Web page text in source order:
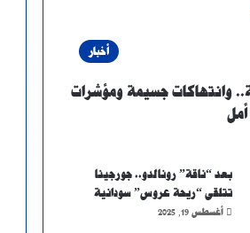
أخبار
وانتهاكات جسيمة ومؤشرات
بعد “ناقة” رونالدو.. جورجينا
تتلقى “ريحة عروس” سودانية
أغسطس 19, 2025